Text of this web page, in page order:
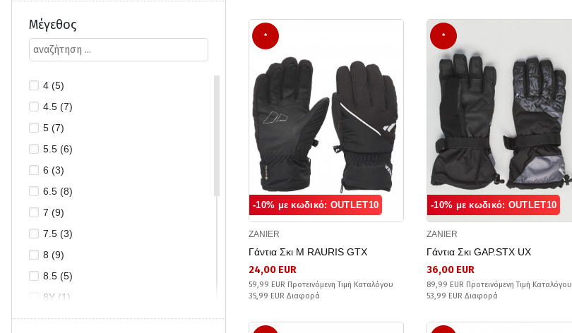
Μέγεθος
4 (5)
4.5 (7)
5 (7)
5.5 (6)
6 (3)
6.5 (8)
7 (9)
7.5 (3)
8 (9)
8.5 (5)
8Y (1)
9 (5)
*
-10% με κωδικό: OUTLET10
ZANIER
Γάντια Σκι M RAURIS GTX
24,00 EUR
59,99 EUR Προτεινόμενη Τιμή Καταλόγου
35,99 EUR Διαφορά
*
-10% με κωδικό: OUTLET10
ZANIER
Γάντια Σκι GAP.STX UX
36,00 EUR
89,99 EUR Προτεινόμενη Τιμή Καταλόγου
53,99 EUR Διαφορά